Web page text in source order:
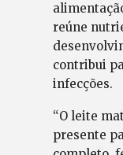
reúne
contribui
infecções.
“O leite
presente